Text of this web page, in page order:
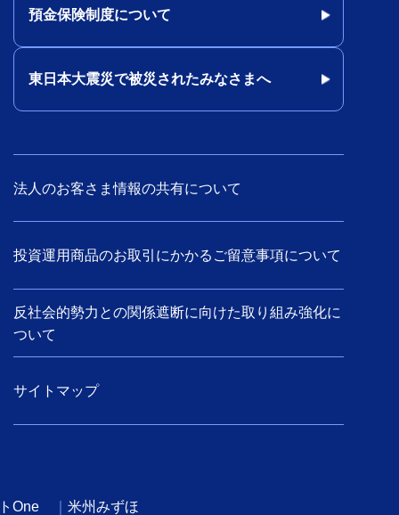
預金保険制度について
東日本大震災で被災されたみなさまへ
法人のお客さま情報の共有について
投資運用商品のお取引にかかるご留意事項について
反社会的勢力との関係遮断に向けた取り組み強化に
ついて
サイトマップ
One 米州みずほ